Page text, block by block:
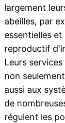
largement
abeilles, par
essentielles
reproductif
Leurs
non
aussi aux
de
régulent les